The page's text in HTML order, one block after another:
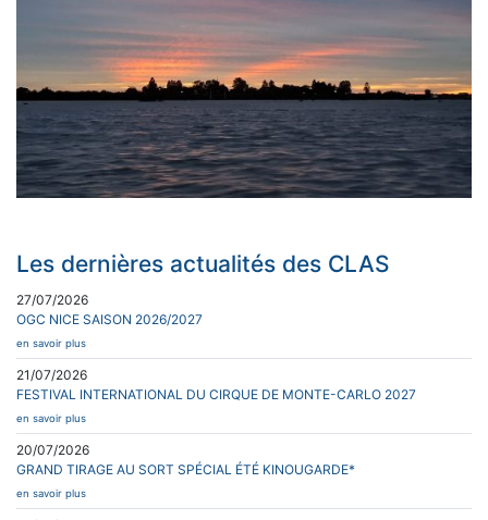
Les dernières actualités des CLAS
27/07/2026
OGC NICE SAISON 2026/2027
en savoir plus
21/07/2026
FESTIVAL INTERNATIONAL DU CIRQUE DE MONTE-CARLO 2027
en savoir plus
20/07/2026
GRAND TIRAGE AU SORT SPÉCIAL ÉTÉ KINOUGARDE*
en savoir plus